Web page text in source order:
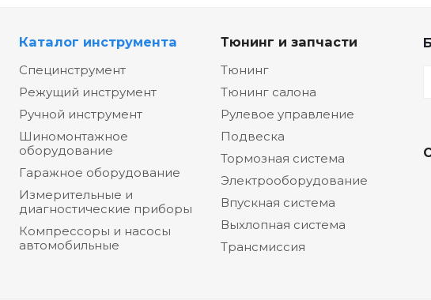
Каталог инструмента
Специнструмент
Режущий инструмент
Ручной инструмент
Шиномонтажное
оборудование
Гаражное оборудование
Измерительные и
диагностические приборы
Компрессоры и насосы
автомобильные
Тюнинг и запчасти
Тюнинг
Тюнинг салона
Рулевое управление
Подвеска
Тормозная система
Электрооборудование
Впускная система
Выхлопная система
Трансмиссия